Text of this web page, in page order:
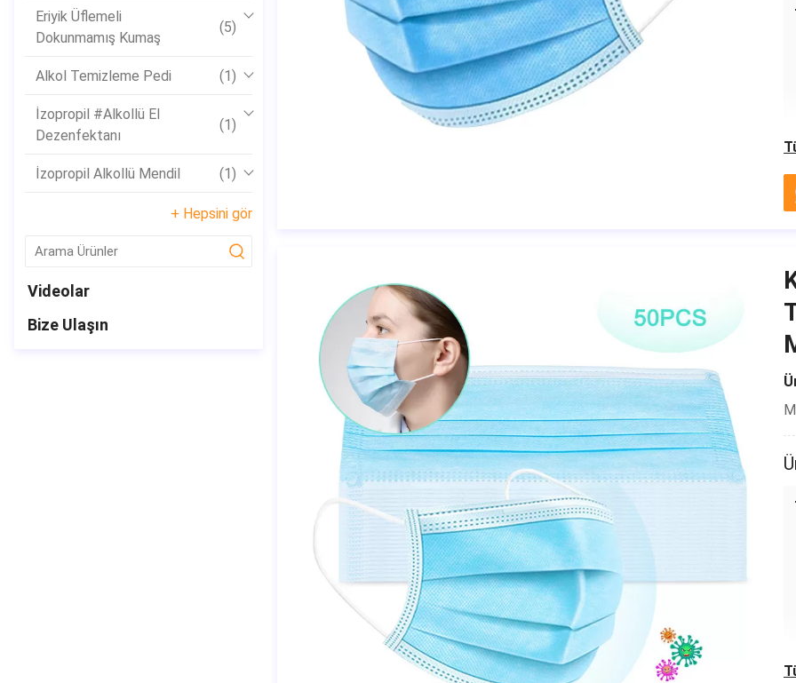
Eriyik Üflemeli
Dokunmamış Kumaş
(5)
Alkol Temizleme Pedi (1)
İzopropil #Alkollü El
Dezenfektanı
(1)
İzopropil Alkollü Mendil (1)
+ Hepsini gör
submit
Videolar
Bize Ulaşın